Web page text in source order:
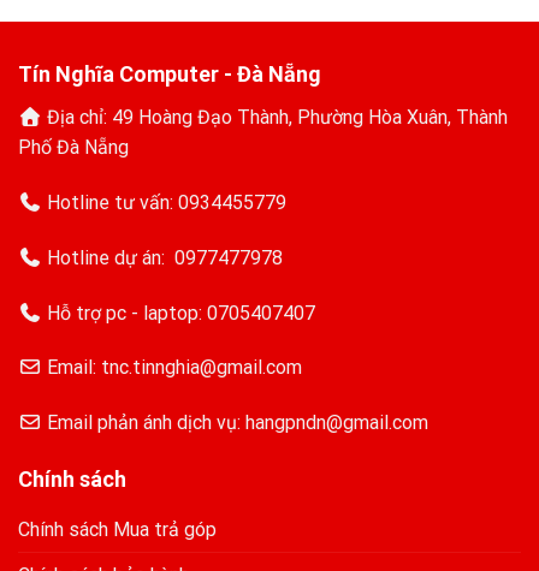
1.490.000₫.
1.290.000₫.
Tín Nghĩa Computer - Đà Nẵng
Địa chỉ: 49 Hoàng Đạo Thành, Phường Hòa Xuân, Thành
Phố Đà Nẵng
Hotline tư vấn: 0934455779
Hotline dự án: 0977477978
Hỗ trợ pc - laptop: 0705407407
Email: tnc.tinnghia@gmail.com
Email phản ánh dịch vụ: hangpndn@gmail.com
Chính sách
Chính sách Mua trả góp